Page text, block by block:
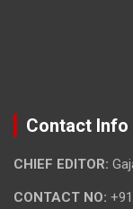
Contact Info
CHIEF EDITOR:
CONTACT NO: